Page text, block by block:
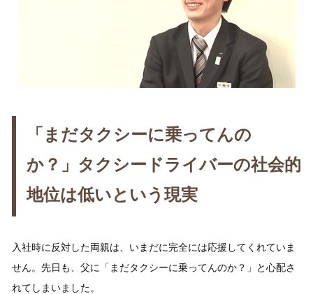
「まだタクシーに乗ってんの
か？」タクシードライバーの社会的
地位は低いという現実
入社時に反対した両親は、いまだに完全には応援してくれていま
せん。先日も、父に「まだタクシーに乗ってんのか？」と心配さ
れてしまいました。